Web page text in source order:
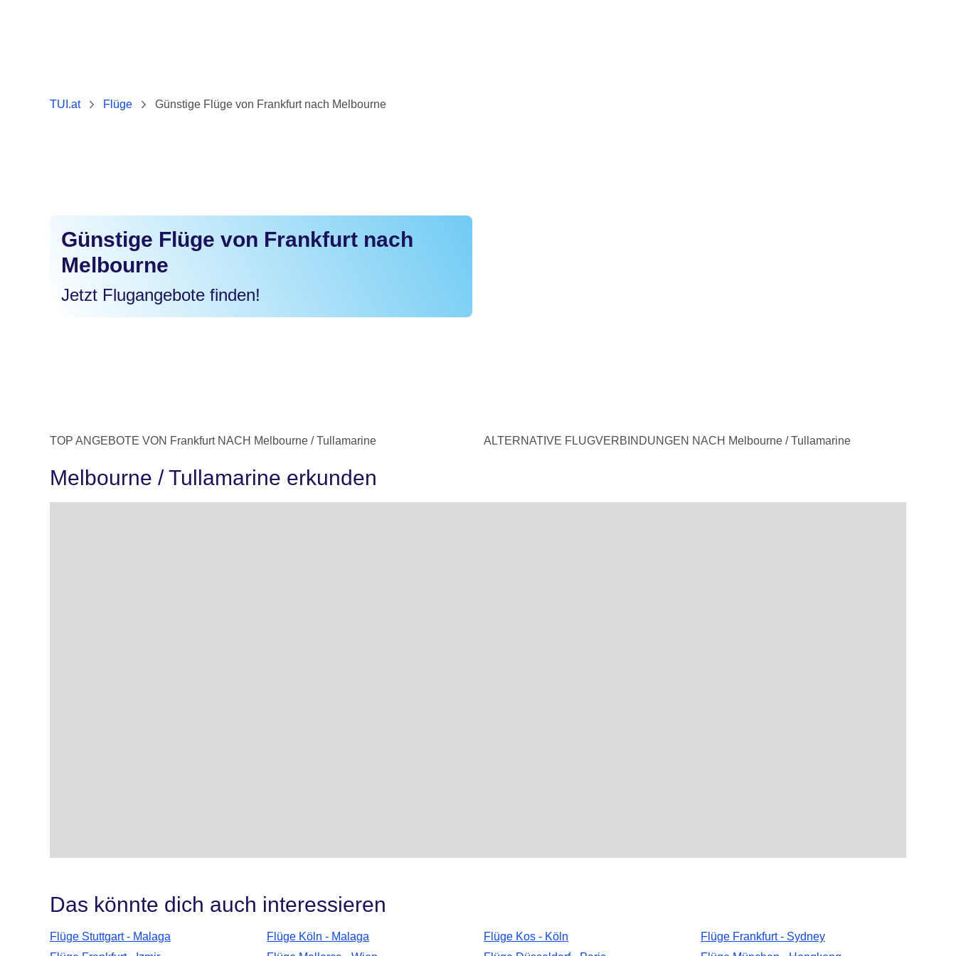
TUI.at Flüge Günstige Flüge von Frankfurt nach Melbourne
Günstige Flüge von Frankfurt nach
Melbourne
Jetzt Flugangebote finden!
TOP ANGEBOTE VON Frankfurt NACH Melbourne / Tullamarine ALTERNATIVE FLUGVERBINDUNGEN NACH Melbourne / Tullamarine
Melbourne / Tullamarine erkunden
Das könnte dich auch interessieren
Flüge Stuttgart - Malaga Flüge Köln - Malaga Flüge Kos - Köln
Flüge Frankfurt - Sydney